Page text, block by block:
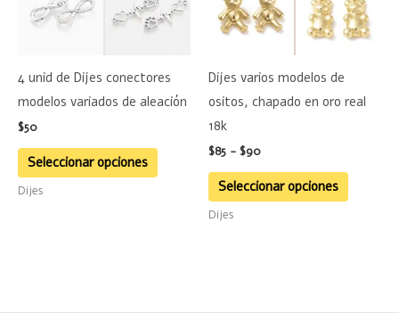
4 unid de Dijes conectores
modelos variados de aleación
$50
Seleccionar opciones
Las
pueden
elegir
página
Dijes
Dijes varios modelos de
ositos, chapado en oro real
18k
$85 - $90
Seleccionar opciones
Las
opciones
elegir
de
Dijes